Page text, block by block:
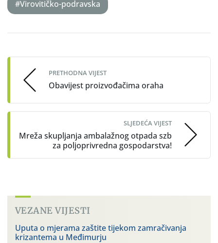
#Virovitičko-podravska
navigation
PRETHODNA VIJEST
Obavijest proizvođačima oraha
SLJEDEĆA VIJEST
Mreža skupljanja ambalažnog otpada szb
za poljoprivredna gospodarstva!
VEZANE VIJESTI
Uputa o mjerama zaštite tijekom zamračivanja
krizantema u Međimurju